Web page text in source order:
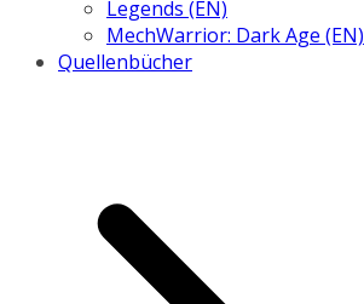
Legends (EN)
MechWarrior: Dark Age (EN)
Quellenbücher